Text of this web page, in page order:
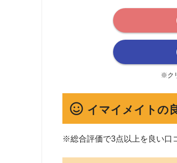
※ク
イマイメイトの
※総合評価で3点以上を良い口